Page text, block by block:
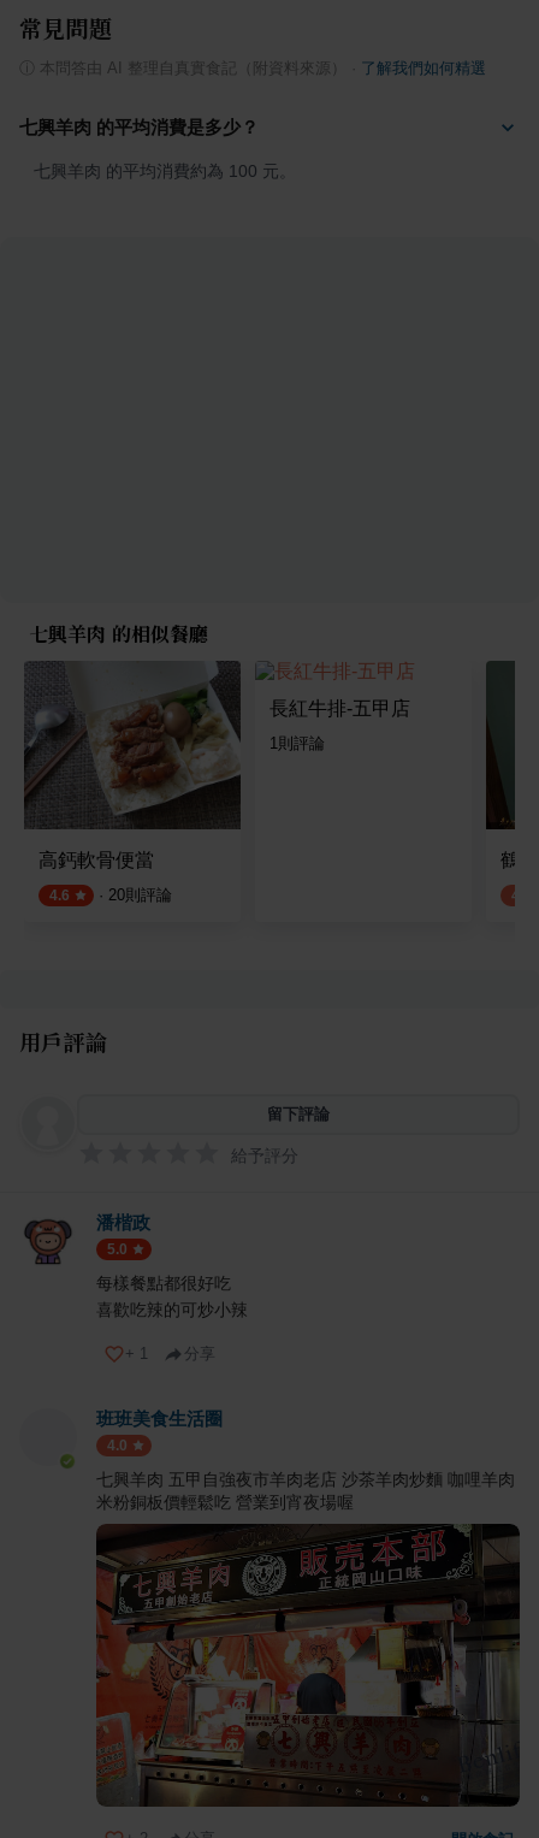
常見問題
本問答由 AI 整理自真實食記（附資料來源） 了解我們如何精選
七興羊肉 的平均消費是多少？
七興羊肉 的平均消費約為 100 元。
七興羊肉 的相似餐廳
高鈣軟骨便當
4.6 · 20則評論
長紅牛排-五甲店
1則評論
鶴
4.0
用戶評論
留下評論
給予評分
潘楷政
5.0
每樣餐點都很好吃
喜歡吃辣的可炒小辣
+ 1 分享
班班美食生活圈
4.0
七興羊肉 五甲自強夜市羊肉老店 沙茶羊肉炒麵 咖哩羊肉
米粉銅板價輕鬆吃 營業到宵夜場喔